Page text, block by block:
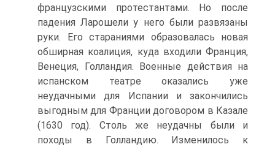
француз­скими протестантами. Но после
падения Ларошели у него были развязаны
руки. Его стараниями образо­валась новая
обширная коалиция, куда входили Франция,
Венеция, Голландия. Военные действия на
испанском театре оказались уже
неудачными для Ис­пании и закончились
выгодным для Франции догово­ром в Казале
(1630 год). Столь же неудачны были и
походы в Голландию. Изменилось к